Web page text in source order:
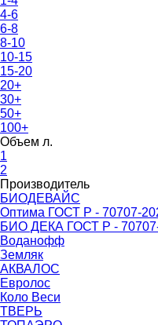
4-6
6-8
8-10
10-15
15-20
20+
30+
50+
100+
Объем л.
1
2
Производитель
БИОДЕВАЙС
Оптима ГОСТ Р - 70707-
БИО ДЕКА ГОСТ Р -
Воданофф
Земляк
АКВАЛОС
Евролос
Коло Веси
ТВЕРЬ